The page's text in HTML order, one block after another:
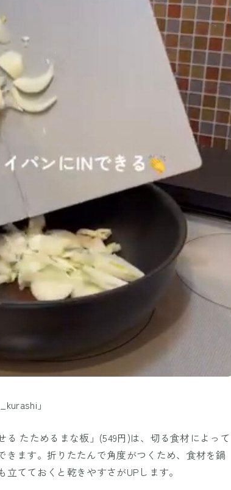
」
たためるまな板」(549円)は、切る食材によって
きます。折りたたんで角度がつくため、食材を鍋
てておくと乾きやすさがUPします。